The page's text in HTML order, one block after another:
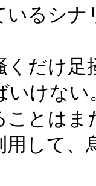
いるシ
くだけ
いけない
ことはま
して、